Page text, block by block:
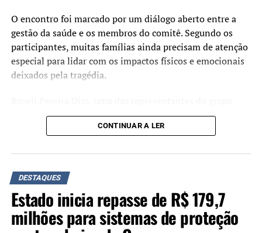
O encontro foi marcado por um diálogo aberto entre a
gestão da saúde e os membros do comitê. Segundo os
participantes, muitas famílias ainda precisam de atenção
especial para lidar com os impactos físicos e emocionais
deixados pela tragédia.
destacou a importância do espaço de escuta com a
“Esse diálogo com a
Secretaria da Saúde é um
passo importante para que
as demandas cheguem a
CONTINUAR A LER
DESTAQUES
Estado inicia repasse de R$ 179,7
milhões para sistemas de proteção